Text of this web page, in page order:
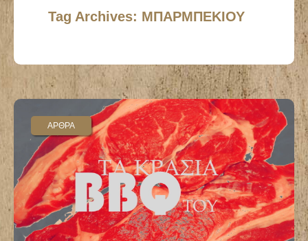
Tag Archives: ΜΠΑΡΜΠΕΚΙΟΥ
ΑΡΘΡΑ